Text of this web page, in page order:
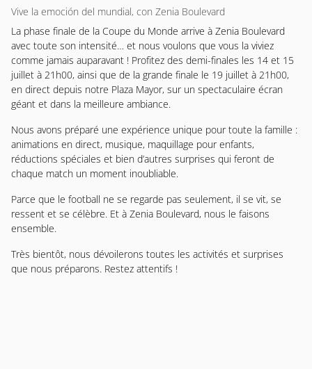
Vive la emoción del mundial, con Zenia Boulevard
La phase finale de la Coupe du Monde arrive à Zenia Boulevard
avec toute son intensité… et nous voulons que vous la viviez
comme jamais auparavant ! Profitez des demi-finales les 14 et 15
juillet à 21h00, ainsi que de la grande finale le 19 juillet à 21h00,
en direct depuis notre Plaza Mayor, sur un spectaculaire écran
géant et dans la meilleure ambiance.
Nous avons préparé une expérience unique pour toute la famille :
animations en direct, musique, maquillage pour enfants,
réductions spéciales et bien d’autres surprises qui feront de
chaque match un moment inoubliable.
Parce que le football ne se regarde pas seulement, il se vit, se
ressent et se célèbre. Et à Zenia Boulevard, nous le faisons
ensemble.
Très bientôt, nous dévoilerons toutes les activités et surprises
que nous préparons. Restez attentifs !